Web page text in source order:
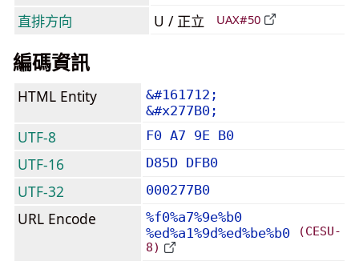
直排方向 U / 正立 UAX#50
編碼資訊
HTML Entity
&#161712;
&#x277B0;
UTF-8 F0 A7 9E B0
UTF-16 D85D DFB0
UTF-32 000277B0
URL Encode
%f0%a7%9e%b0
%ed%a1%9d%ed%be%b0
(CESU-
8)